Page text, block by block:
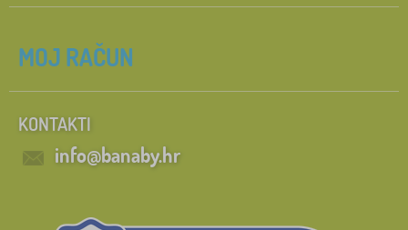
MOJ RAČUN
KONTAKTI
info@banaby.hr